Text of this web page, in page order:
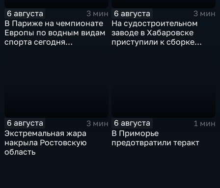
6 августа
3 мин
В Париже на чемпионате
Европы по водным видам
спорта сегодня
6 августа
3 мин
На судостроительном
заводе в Хабаровске
приступили к сборке
6 августа
3 мин
Экстремальная жара
накрыла Ростовскую
область
6 августа
1 мин
В Приморье
предотвратили теракт